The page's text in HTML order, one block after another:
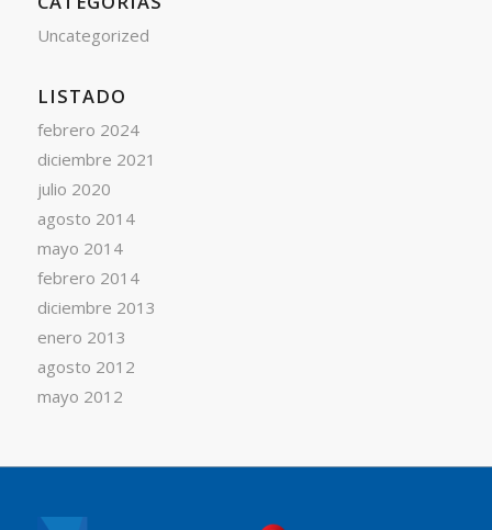
Uncategorized
LISTADO
febrero 2024
diciembre 2021
julio 2020
agosto 2014
mayo 2014
febrero 2014
diciembre 2013
enero 2013
agosto 2012
mayo 2012